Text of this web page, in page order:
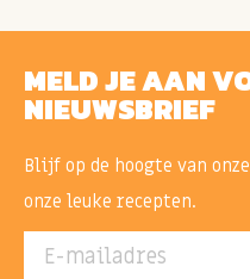
MELD JE AAN
NIEUWSBRIEF
Blijf op de hoogte van
onze leuke recepten.
E-mailadres